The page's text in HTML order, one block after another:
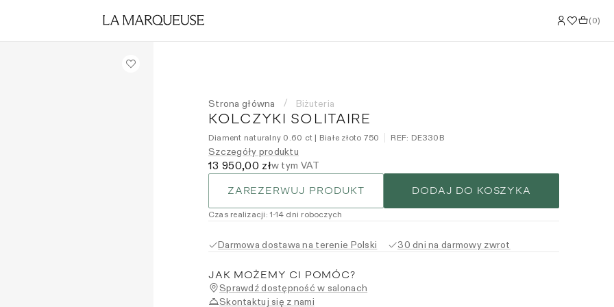
(0)
Strona główna / Biżuteria
KOLCZYKI SOLITAIRE
Diament naturalny 0.60 ct | Białe złoto 750 REF: DE330B
Szczegóły produktu
13 950,00 złw tym VAT
ZAREZERWUJ PRODUKT DODAJ DO KOSZYKA
Czas realizacji :1-14 dni roboczych
Darmowa dostawa na terenie Polski 30 dni na darmowy zwrot
JAK MOŻEMY CI POMÓC?
Sprawdź dostępność w salonach
Skontaktuj się z nami